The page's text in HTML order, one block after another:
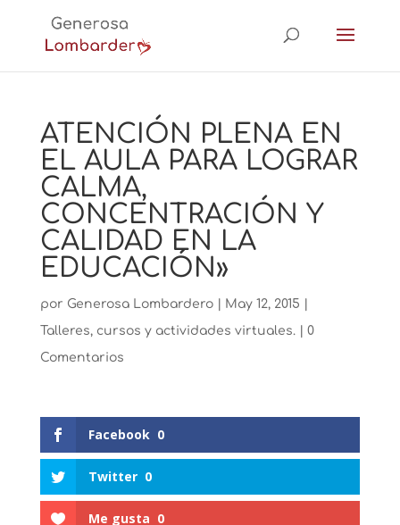
ATENCIÓN PLENA EN
EL AULA PARA LOGRAR
CALMA,
CONCENTRACIÓN Y
CALIDAD EN LA
EDUCACIÓN»
por Generosa Lombardero| May 12, 2015
Talleres, cursos y actividades virtuales.| 0
Comentarios
Facebook 0
Twitter 0
Me gusta 0